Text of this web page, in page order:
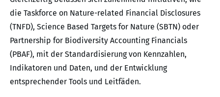
die Taskforce on Nature-related Financial Disclosures
(TNFD), Science Based Targets for Nature (SBTN) oder
Partnership for Biodiversity Accounting Financials
(PBAF), mit der Standardisierung von Kennzahlen,
Indikatoren und Daten, und der Entwicklung
entsprechender Tools und Leitfäden.